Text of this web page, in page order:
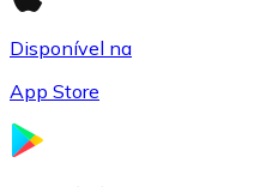
Disponível na
App Store